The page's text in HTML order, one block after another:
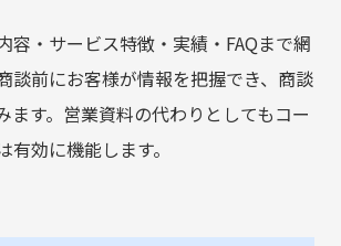
容・サービス特徴・実績・FAQまで網
談前にお客様が情報を把握でき、商談
ます。営業資料の代わりとしてもコー
有効に機能します。